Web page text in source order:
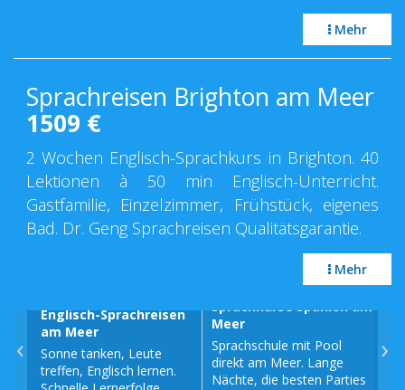
Mehr
Sprachreisen Brighton am Meer
1509 €
2 Wochen Englisch-Sprachkurs in Brighton. 40
Lektionen à 50 min Englisch-Unterricht.
Gastfamilie, Einzelzimmer, Frühstück, eigenes
Bad. Dr. Geng Sprachreisen Qualitätsgarantie.
Mehr
Englisch-Sprachreisen
am Meer
Sonne tanken, Leute
treffen, Englisch lernen.
Sprachkurse Spanien am
Meer
Sprachschule mit Pool
direkt am Meer. Lange
Nächte, die besten Parties
‹ ›